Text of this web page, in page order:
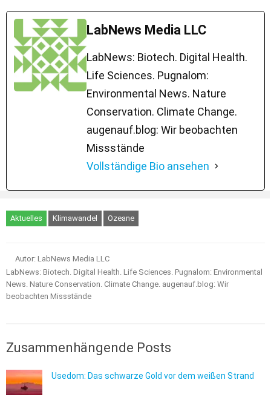
LabNews Media LLC
LabNews: Biotech. Digital Health.
Life Sciences. Pugnalom:
Environmental News. Nature
Conservation. Climate Change.
augenauf.blog: Wir beobachten
Missstände
Vollständige Bio ansehen
Aktuelles Klimawandel Ozeane
Autor: LabNews Media LLC
LabNews: Biotech. Digital Health. Life Sciences. Pugnalom: Environmental
News. Nature Conservation. Climate Change. augenauf.blog: Wir
beobachten Missstände
Zusammenhängende Posts
Usedom: Das schwarze Gold vor dem weißen Strand